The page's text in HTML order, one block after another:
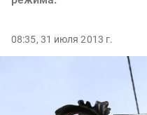
08:35, 31 июля 2013 г.